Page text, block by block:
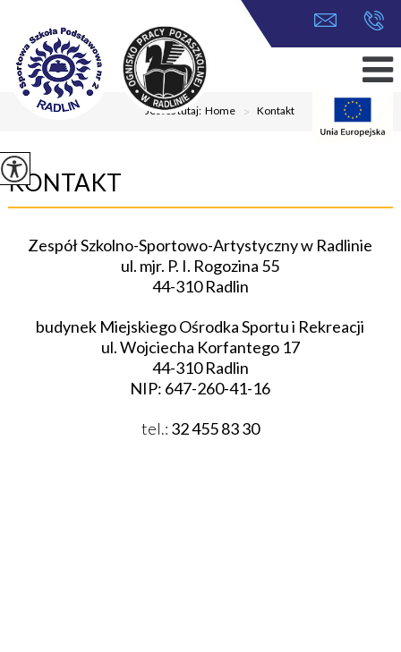
Jesteś tutaj:Home > Kontakt
KONTAKT
Zespół Szkolno-Sportowo-Artystyczny w Radlinie
ul. mjr. P. I. Rogozina 55
44-310 Radlin
budynek Miejskiego Ośrodka Sportu i Rekreacji
ul. Wojciecha Korfantego 17
44-310 Radlin
NIP: 647-260-41-16
tel.: 32 455 83 30